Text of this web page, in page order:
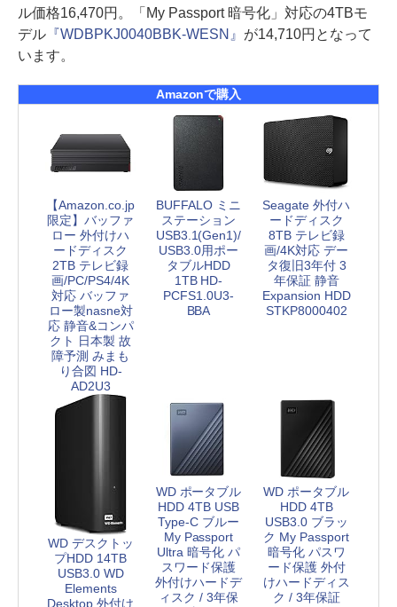
ル価格16,470円。「My Passport 暗号化」対応の4TBモ
デル『WDBPKJ0040BBK-WESN』 が14,710円となって
います。
Amazonで購入
【Amazon.co.jp
限定】バッファ
ロー 外付けハ
ードディスク
2TB テレビ録
画/PC/PS4/4K
対応 バッファ
ロー製nasne対
応 静音&コンパ
クト 日本製 故
障予測 みまも
り合図 HD-
AD2U3
BUFFALO ミニ
ステーション
USB3.1(Gen1)/
USB3.0用ポー
タブルHDD
1TB HD-
PCFS1.0U3-
BBA
Seagate 外付ハ
ードディスク
8TB テレビ録
画/4K対応 デー
タ復旧3年付 3
年保証 静音
Expansion HDD
STKP8000402
WD デスクトッ
プHDD 14TB
USB3.0 WD
Elements
Desktop 外付け
WD ポータブル
HDD 4TB USB
Type-C ブルー
My Passport
Ultra 暗号化 パ
スワード保護
外付けハードデ
ィスク / 3年保
WD ポータブル
HDD 4TB
USB3.0 ブラッ
ク My Passport
暗号化 パスワ
ード保護 外付
けハードディス
ク / 3年保証